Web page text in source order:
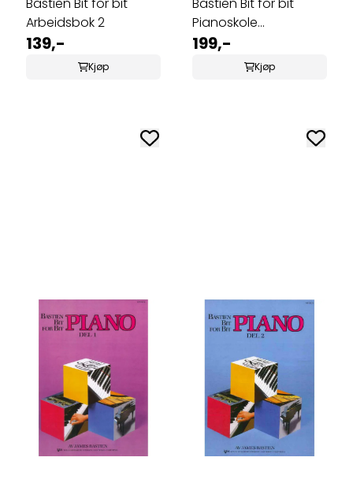
Arbeidsbok 2
139,-
Kjøp
Pianoskole
Begynnerbok Norsk
199,-
Kjøp